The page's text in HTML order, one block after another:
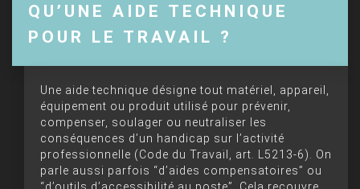
QU’UNE AIDE TECHNIQUE
POUR LE TRAVAIL ?
Une aide technique désigne tout matériel, appareil,
équipement ou produit utilisé pour prévenir,
compenser, soulager ou neutraliser les
conséquences d’un handicap sur l’activité
professionnelle (Code du Travail, art. L5213-6). On
parle aussi parfois “d’aides compensatoires” ou